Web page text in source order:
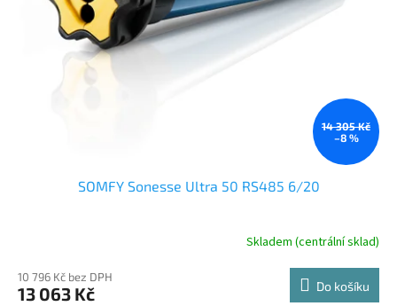
14 305 Kč
–8 %
SOMFY Sonesse Ultra 50 RS485 6/20
Skladem (centrální sklad)
10 796 Kč bez DPH
13 063 Kč Do košíku